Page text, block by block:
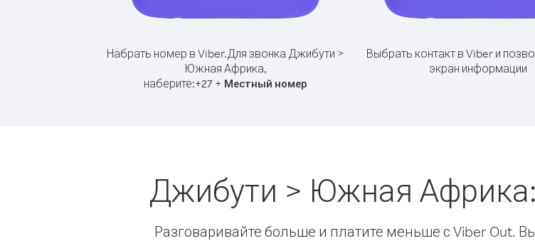
Набрать номер в Viber.Для звонка Джибути >
Южная Африка,
наберите:+27 + Местный номер
Выбрать контакт в Viber и
экран информации
Джибути > Южная
Разговаривайте больше и платите меньше с Viber Out.